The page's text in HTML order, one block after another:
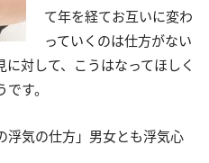
て年を経てお互いに変わ
っていくのは仕方がない
対して、こうはなってほしく
す。
浮気の仕方」男女とも浮気心